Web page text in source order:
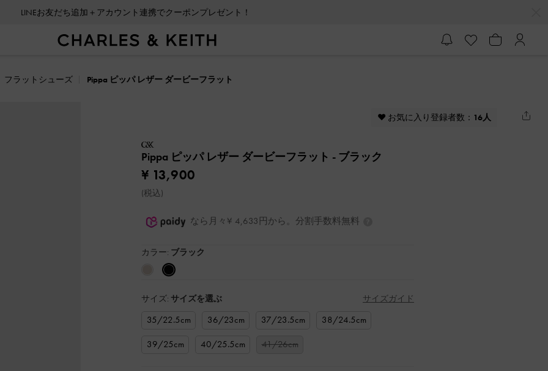
LINEお友だち追加＋アカウント連携でクーポンプレゼント！
フラットシューズ Pippa ピッパ レザー ダービーフラット
♥ お気に入り登録者数： 16人
Pippa ピッパ レザー ダービーフラット - ブラック
¥ 13,900
(税込)
なら月々¥ 4,633円から。分割手数料無料
カラー: ブラック
サイズ: サイズを選ぶ サイズガイド
35/22.5cm 36/23cm 37/23.5cm
38/24.5cm
39/25cm
40/25.5cm 41/26cm